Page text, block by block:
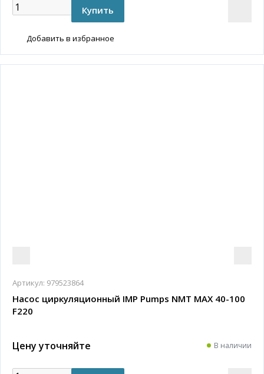
Добавить в избранное
Артикул: 979523864
Насос циркуляционный IMP Pumps NMT MAX 40-100
F220
Цену уточняйте В наличии